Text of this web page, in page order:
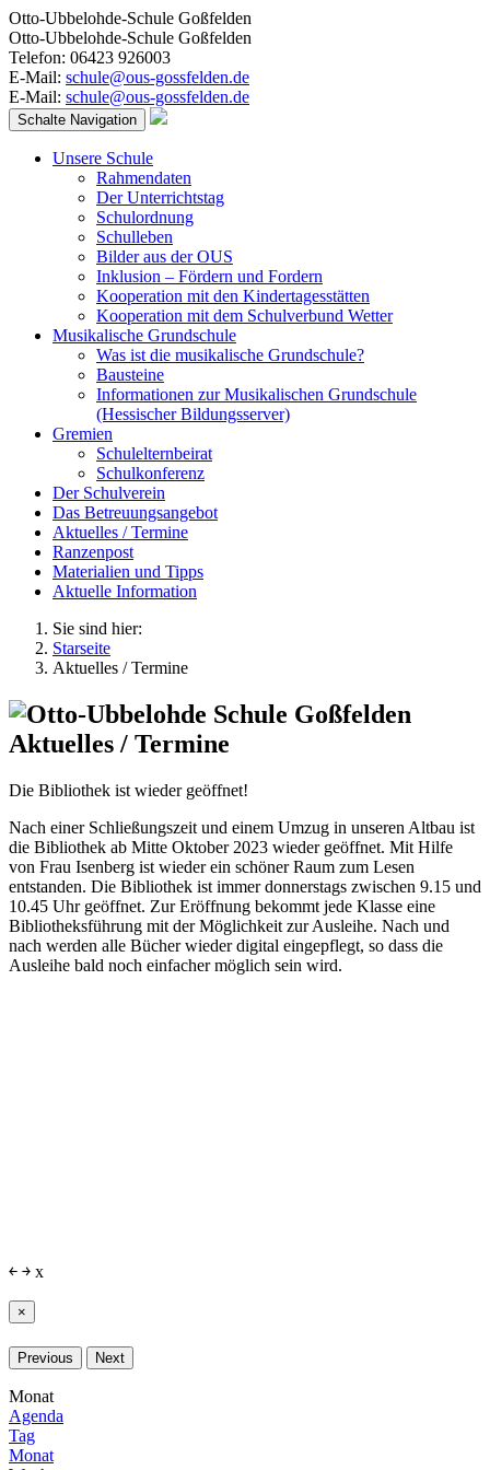
Otto-Ubbelohde-Schule Goßfelden
Otto-Ubbelohde-Schule Goßfelden
Telefon: 06423 926003
E-Mail: schule@ous-gossfelden.de
E-Mail: schule@ous-gossfelden.de
Schalte Navigation
Unsere Schule
Rahmendaten
Der Unterrichtstag
Schulordnung
Schulleben
Bilder aus der OUS
Inklusion – Fördern und Fordern
Kooperation mit den Kindertagesstätten
Kooperation mit dem Schulverbund Wetter
Musikalische Grundschule
Was ist die musikalische Grundschule?
Bausteine
Informationen zur Musikalischen Grundschule
(Hessischer Bildungsserver)
Gremien
Schulelternbeirat
Schulkonferenz
Der Schulverein
Das Betreuungsangebot
Aktuelles / Termine
Ranzenpost
Materialien und Tipps
Aktuelle Information
Sie sind hier:
Starseite
Aktuelles / Termine
Aktuelles / Termine
Die Bibliothek ist wieder geöffnet!
Nach einer Schließungszeit und einem Umzug in unseren Altbau ist
die Bibliothek ab Mitte Oktober 2023 wieder geöffnet. Mit Hilfe
von Frau Isenberg ist wieder ein schöner Raum zum Lesen
entstanden. Die Bibliothek ist immer donnerstags zwischen 9.15 und
10.45 Uhr geöffnet. Zur Eröffnung bekommt jede Klasse eine
Bibliotheksführung mit der Möglichkeit zur Ausleihe. Nach und
nach werden alle Bücher wieder digital eingepflegt, so dass die
Ausleihe bald noch einfacher möglich sein wird.
￩ ￫ x
×
Previous Next
Monat
Agenda
Tag
Monat